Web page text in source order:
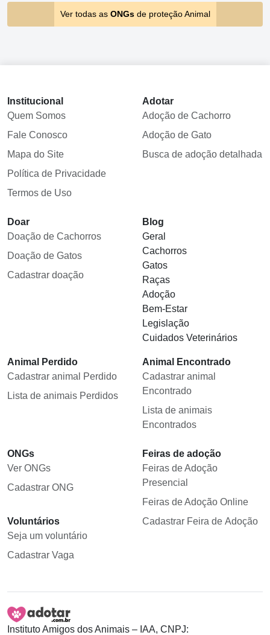
Ver todas as ONGsde proteção Animal
Institucional
Quem Somos
Fale Conosco
Mapa do Site
Política de Privacidade
Termos de Uso
Adotar
Adoção de Cachorro
Adoção de Gato
Busca de adoção detalhada
Doar
Doação de Cachorros
Doação de Gatos
Cadastrar doação
Blog
Geral
Cachorros
Gatos
Raças
Adoção
Bem-Estar
Legislação
Cuidados Veterinários
Animal Perdido
Cadastrar animal Perdido
Lista de animais Perdidos
Animal Encontrado
Cadastrar animal
Encontrado
Lista de animais
Encontrados
ONGs
Ver ONGs
Cadastrar ONG
Voluntários
Seja um voluntário
Cadastrar Vaga
Feiras de adoção
Feiras de Adoção
Presencial
Feiras de Adoção Online
Cadastrar Feira de Adoção
Instituto Amigos dos Animais – IAA, CNPJ: